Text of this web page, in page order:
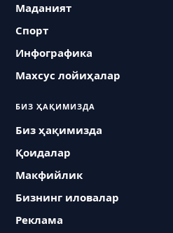
Маданият
Спорт
Инфографика
Махсус лойиҳалар
БИЗ ҲАҚИМИЗДА
Биз ҳақимизда
Қоидалар
Макфийлик
Бизнинг иловалар
Реклама